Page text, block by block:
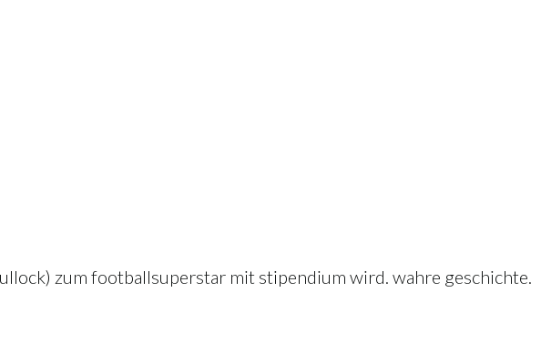
zum footballsuperstar mit stipendium wird. wahre geschichte.